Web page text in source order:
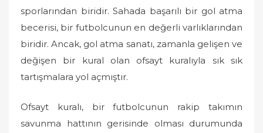
sporlarından biridir. Sahada başarılı bir gol atma
becerisi, bir futbolcunun en değerli varlıklarından
biridir. Ancak, gol atma sanatı, zamanla gelişen ve
değişen bir kural olan ofsayt kuralıyla sık sık
tartışmalara yol açmıştır.
Ofsayt kuralı, bir futbolcunun rakip takımın
savunma hattının gerisinde olması durumunda